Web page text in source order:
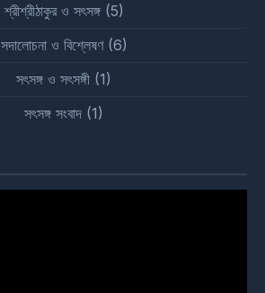
শ্রীশ্রীঠাকুর ও সৎসঙ্গ(5)
সদালোচনা ও বিশ্লেষণ(6)
সৎসঙ্গ ও সৎসঙ্গী (1)
সৎসঙ্গ সংবাদ (1)